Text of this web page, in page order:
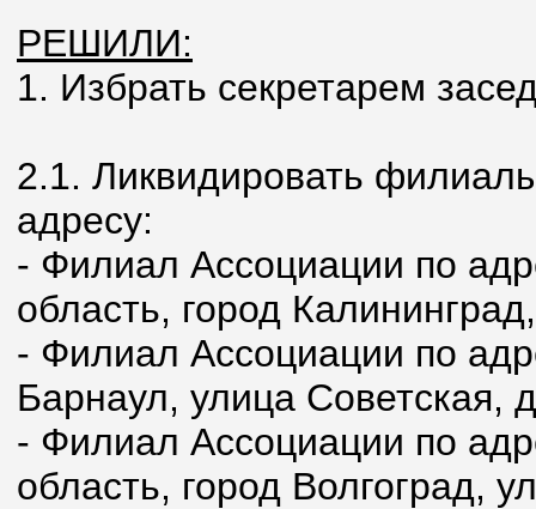
РЕШИЛИ:
1. Избрать секретарем
2.1. Ликвидировать
адресу:
- Филиал Ассоциации по
область, город
- Филиал Ассоциации по
Барнаул, улица Советская,
- Филиал Ассоциации по
область, город Волгоград,